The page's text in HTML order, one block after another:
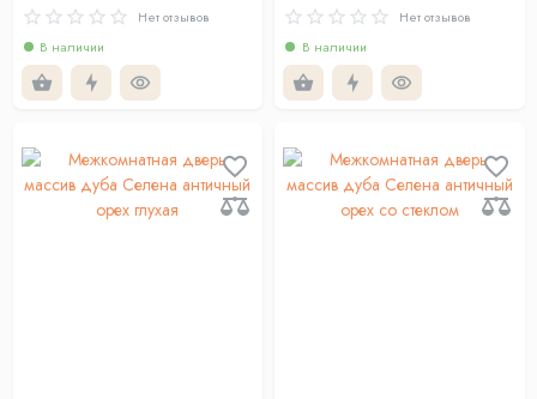
Нет отзывов
В наличии
Нет отзывов
В наличии